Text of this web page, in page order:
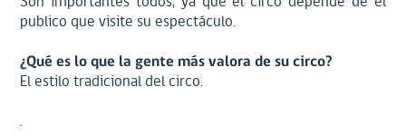
publico que visite su espectáculo.
¿Qué es lo que la gente más valora de su circo?
El estilo tradicional del circo.
.